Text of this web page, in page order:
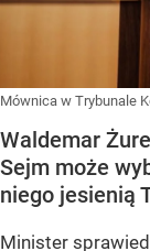
Mównica w Trybunale
Waldemar
Sejm może
niego jesienią
Minister